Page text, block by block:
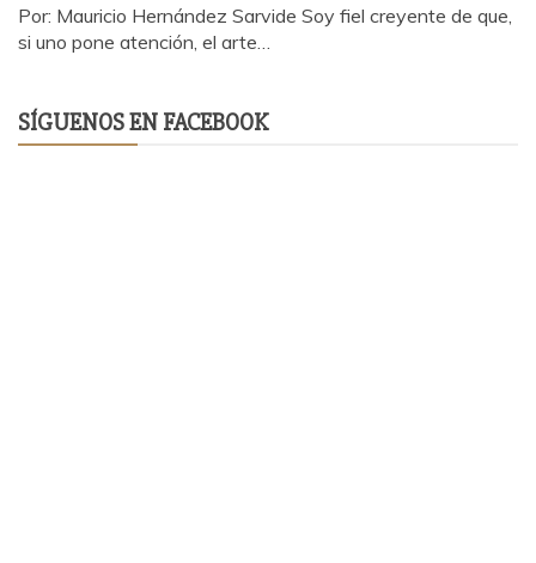
Por: Mauricio Hernández Sarvide Soy fiel creyente de que,
si uno pone atención, el arte…
SÍGUENOS EN FACEBOOK